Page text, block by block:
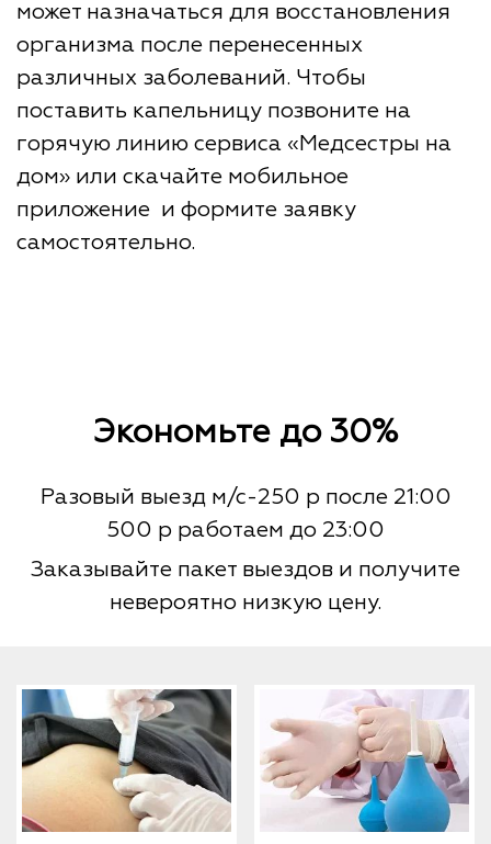
может назначаться для восстановления
организма после перенесенных
различных заболеваний. Чтобы
поставить капельницу позвоните на
горячую линию сервиса «Медсестры на
дом» или скачайте мобильное
приложение и формите заявку
самостоятельно.
Экономьте до 30%
Разовый выезд м/с-250 р после 21:00
500 р работаем до 23:00
Заказывайте пакет выездов и получите
невероятно низкую цену.